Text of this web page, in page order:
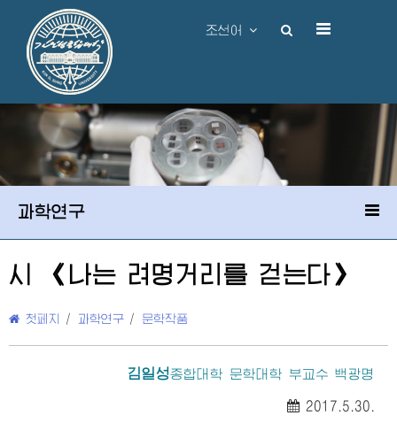
조선어
과학연구
시 《나는 려명거리를 걷는다》
첫페지 / 과학연구 / 문학작품
김일성종합대학 문학대학 부교수 백광명
2017.5.30.